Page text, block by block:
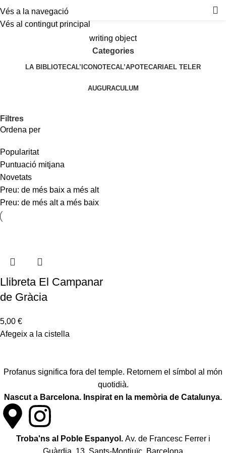
Vés a la navegació
Vés al contingut principal
writing object
Categories
LA BIBLIOTECAL’ICONOTECAL’APOTECARIAEL TELER
AUGURACULUM
Filtres
Ordena per
Popularitat
Puntuació mitjana
Novetats
Preu: de més baix a més alt
Preu: de més alt a més baix
Llibreta El Campanar
de Gràcia
5,00 €
Afegeix a la cistella
Profanus significa fora del temple. Retornem el símbol al món
quotidià.
Nascut a Barcelona. Inspirat en la memòria de Catalunya.
Troba'ns al Poble Espanyol. Av. de Francesc Ferrer i
Guàrdia, 13, Sants-Montjuïc. Barcelona